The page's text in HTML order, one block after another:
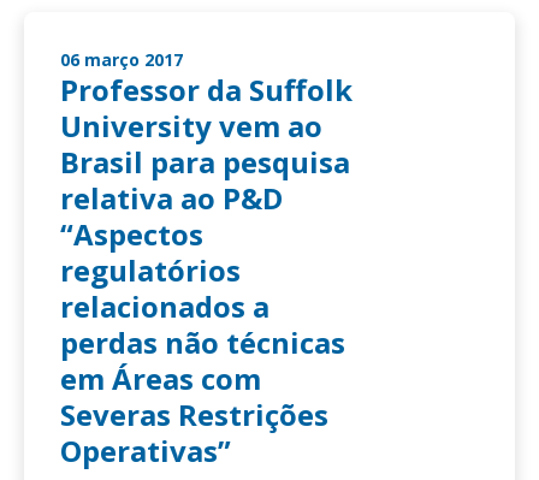
06 março 2017
Professor da Suffolk
University vem ao
Brasil para pesquisa
relativa ao P&D
“Aspectos
regulatórios
relacionados a
perdas não técnicas
em Áreas com
Severas Restrições
Operativas”